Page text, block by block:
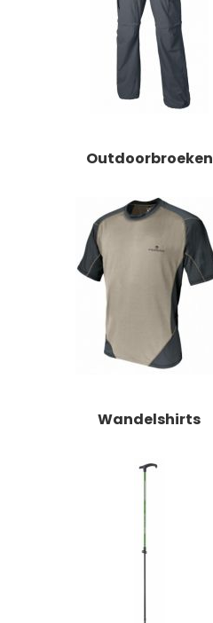
Outdoorbroeken
Wandelshirts